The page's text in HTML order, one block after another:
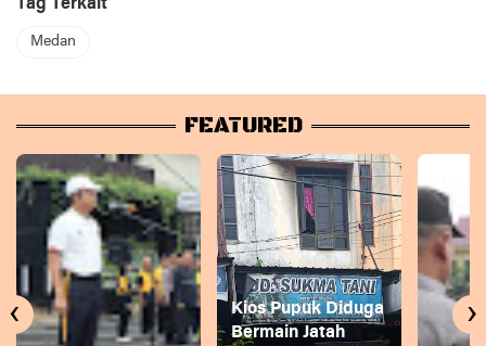
Tag Terkait
Medan
FEATURED
Kios Pupuk Diduga
Bermain Jatah
‹ ›